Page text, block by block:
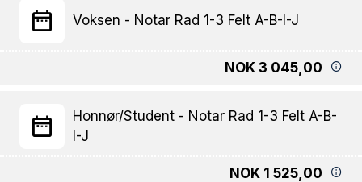
Voksen - Notar Rad 1-3 Felt A-B-I-J
NOK 3 045,00
Honnør/Student - Notar Rad 1-3 Felt A-B-
I-J
NOK 1 525,00